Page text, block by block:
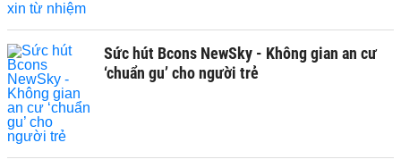
Sức hút Bcons NewSky - Không gian an cư
‘chuẩn gu’ cho người trẻ